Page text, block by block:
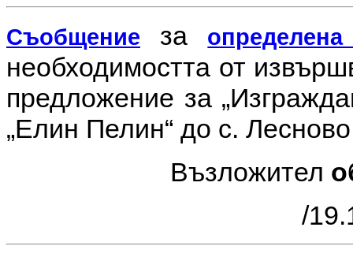
Съобщение за
необходимостта от
предложение за
„Елин Пелин“ до с.
Възложител
/